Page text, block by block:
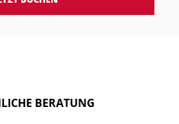
BERATUNG